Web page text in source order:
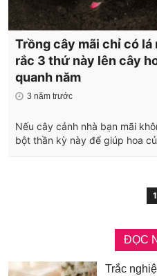
Trồng cây mãi chỉ có
rắc 3 thứ này lên cây
quanh năm
3 năm trước
Nếu cây cảnh nhà bạn mãi
bột thần kỳ này để giúp hoa
1
ĐỌC
Trắc